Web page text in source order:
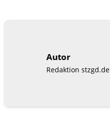
Autor
Redaktion stzgd.de